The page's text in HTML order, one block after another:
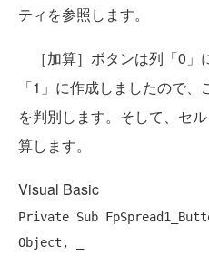
ティを参照します。
［加算］ボタンは列「0」
「1」に作成しましたので
を判別します。そして、セ
算します。
Visual Basic
Private Sub
Object , _